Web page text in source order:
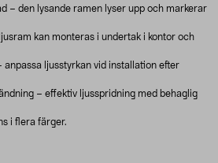
– den lysande ramen lyser upp och markerar
kan monteras i undertak i kontor och
ljusstyrkan vid installation efter
– effektiv ljusspridning med behaglig
i flera färger.